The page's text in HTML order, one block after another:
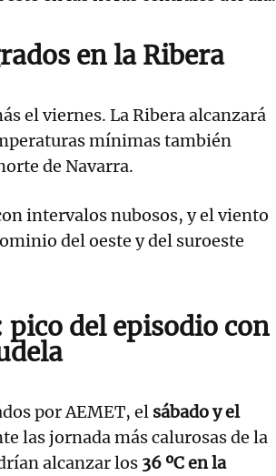
en la Ribera
el viernes. La Ribera alcanzará
mínimas también
de Navarra.
intervalos nubosos, y el viento
del oeste y del suroeste
del episodio con
por AEMET, el sábado y el
las jornada más calurosas de la
alcanzar los 36 ºC en la